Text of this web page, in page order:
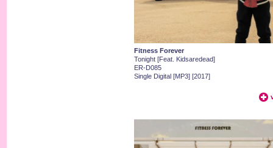
Fitness Forever
Tonight [Feat. Kidsaredead]
ER-D085
Single Digital [MP3] [2017]